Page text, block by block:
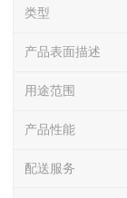
类型
产品表面描述
用途范围
产品性能
配送服务